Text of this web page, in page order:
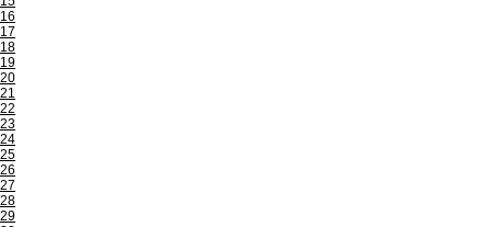
16
17
18
19
20
21
22
23
24
25
26
27
28
29